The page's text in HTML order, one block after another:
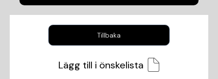
Tillbaka
Lägg till i önskelista